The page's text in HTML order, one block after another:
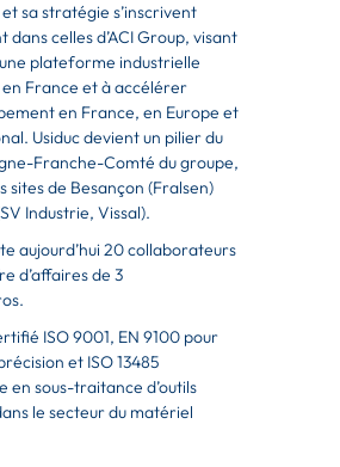
sa stratégie s’inscrivent
celles d’ACI Group, visant
plateforme industrielle
en France et à accélérer
en France, en Europe et
Usiduc devient un pilier du
Franche-Comté du groupe,
sites de Besançon (Fralsen)
Industrie, Vissal).
aujourd’hui 20 collaborateurs
d’affaires de 3
ISO 9001, EN 9100 pour
et ISO 13485
en sous-traitance d’outils
le secteur du matériel